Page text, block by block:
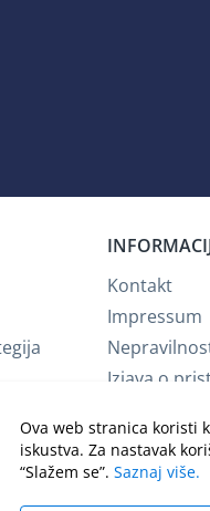
Ova web stranica koristi
iskustva. Za nastavak
“Slažem se”. Saznaj više.
Kontakt
Impressum
Izjava o
Prijelaz na
Tehnička
Obavijesti